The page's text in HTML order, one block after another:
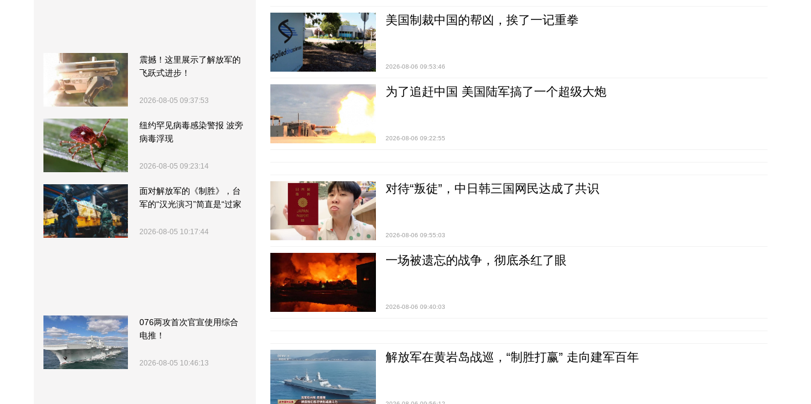
震撼！这里展示了解放军的
飞跃式进步！
2026-08-05 09:37:53
纽约罕见病毒感染警报 波旁
病毒浮现
2026-08-05 09:23:14
面对解放军的《制胜》，台
军的“汉光演习”简直是“过家
2026-08-05 10:17:44
076两攻首次官宣使用综合
电推！
2026-08-05 10:46:13
美国制裁中国的帮凶，挨了一记重拳
2026-08-06 09:53:46
为了追赶中国 美国陆军搞了一个超级大炮
2026-08-06 09:22:55
对待“叛徒”，中日韩三国网民达成了共识
2026-08-06 09:55:03
一场被遗忘的战争，彻底杀红了眼
2026-08-06 09:40:03
解放军在黄岩岛战巡，“制胜打赢” 走向建军百年